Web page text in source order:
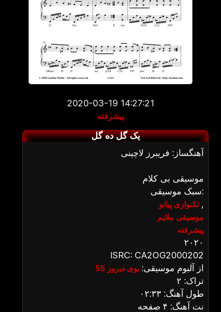
2020-03-19 14:27:21
پیشرفته
یک گل ده گل
آهنگساز: فریبرز لاچینی
موسیقی بی کلام
سبک موسیقی:
تکنوازی پیانو,
موسیقی ملایم
پیشرفته
۲۰۲۰
ISRC: CA2OG2000202
از آلبوم موسیقی: بوی دیروز 55
تراک: ۲
طول آهنگ: ۰۲:۳۳
نت آهنگ: ۴ صفحه